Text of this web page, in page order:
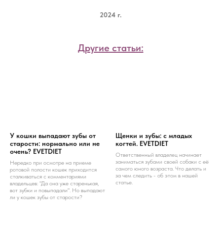
2024 г.
Другие статьи:
У кошки выпадают зубы от
старости: нормально или не
очень? EVETDIET
Нередко при осмотре на приеме
ротовой полости кошек приходится
сталкиваться с комментариями
владельцев: "Да она уже старенькая,
вот зубки и повыпадали". Но выпадают
ли у кошек зубы от старости?
Щенки и зубы: с младых
когтей. EVETDIET
Ответственный владелец начинает
заниматься зубами своей собаки с её
самого юного возраста. Что делать и
за чем следить - об этом в нашей
статье.